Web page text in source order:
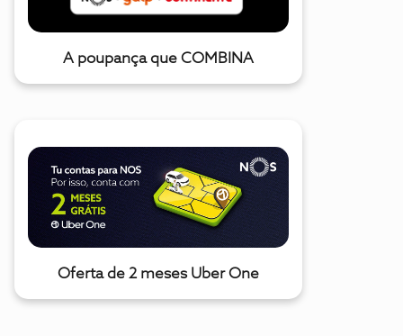
A poupança que COMBINA
Oferta de 2 meses Uber One